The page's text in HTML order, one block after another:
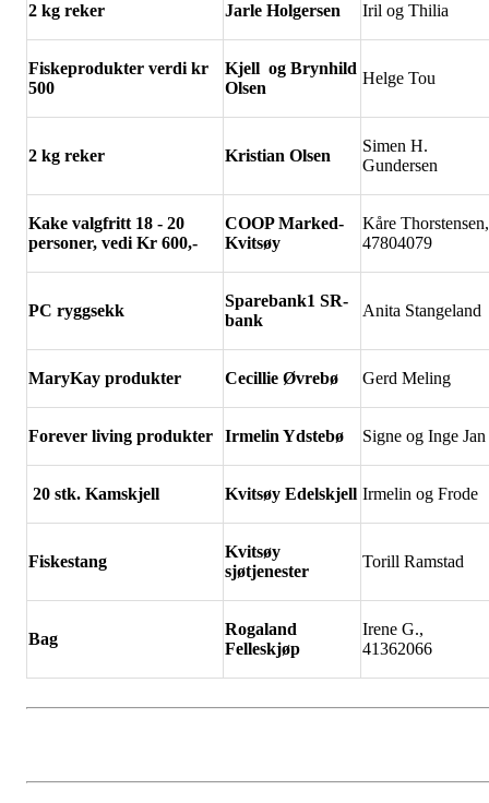
2 kg reker Jarle Holgersen Iril og Thilia
Fiskeprodukter verdi kr
500
Kjell og Brynhild
Olsen
Helge Tou
2 kg reker Kristian Olsen
Simen H.
Gundersen
Kake valgfritt 18 - 20
personer, vedi Kr 600,-
COOP Marked-
Kvitsøy
Kåre Thorstensen,
47804079
PC ryggsekk
Sparebank1 SR-
bank
Anita Stangeland
MaryKay produkter Cecillie Øvrebø Gerd Meling
Forever living produkter Irmelin Ydstebø Signe og Inge Jan
20 stk. Kamskjell Kvitsøy Edelskjell Irmelin og Frode
Fiskestang
Kvitsøy
sjøtjenester
Torill Ramstad
Bag
Rogaland
Felleskjøp
Irene G.,
41362066